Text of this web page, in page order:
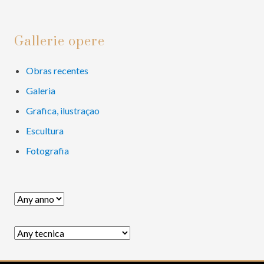
Primary
Gallerie opere
Obras recentes
Galeria
Grafica, ilustraçao
Escultura
Fotografia